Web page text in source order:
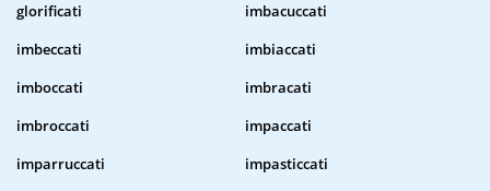
glorificati
imbacuccati
imbeccati
imbiaccati
imboccati
imbracati
imbroccati
impaccati
imparruccati
impasticcati